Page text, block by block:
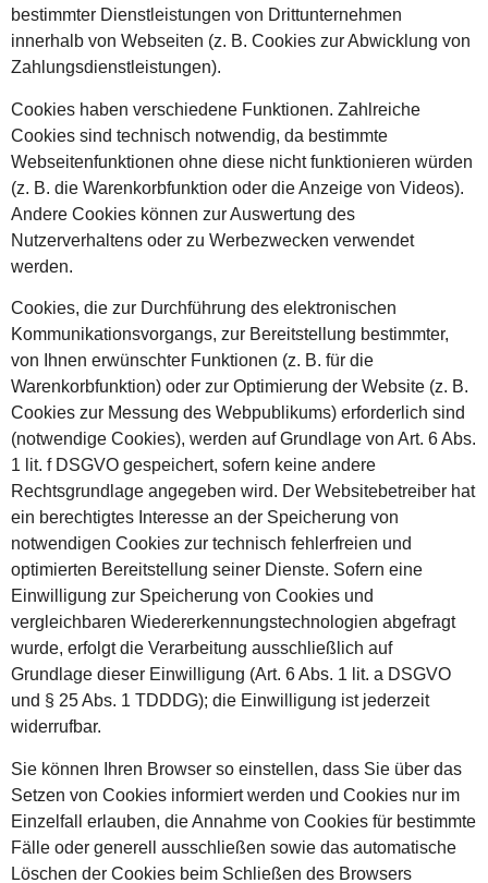
bestimmter Dienstleistungen von Drittunternehmen
innerhalb von Webseiten (z. B. Cookies zur Abwicklung von
Zahlungsdienstleistungen).
Cookies haben verschiedene Funktionen. Zahlreiche
Cookies sind technisch notwendig, da bestimmte
Webseitenfunktionen ohne diese nicht funktionieren würden
(z. B. die Warenkorbfunktion oder die Anzeige von Videos).
Andere Cookies können zur Auswertung des
Nutzerverhaltens oder zu Werbezwecken verwendet
werden.
Cookies, die zur Durchführung des elektronischen
Kommunikationsvorgangs, zur Bereitstellung bestimmter,
von Ihnen erwünschter Funktionen (z. B. für die
Warenkorbfunktion) oder zur Optimierung der Website (z. B.
Cookies zur Messung des Webpublikums) erforderlich sind
(notwendige Cookies), werden auf Grundlage von Art. 6 Abs.
1 lit. f DSGVO gespeichert, sofern keine andere
Rechtsgrundlage angegeben wird. Der Websitebetreiber hat
ein berechtigtes Interesse an der Speicherung von
notwendigen Cookies zur technisch fehlerfreien und
optimierten Bereitstellung seiner Dienste. Sofern eine
Einwilligung zur Speicherung von Cookies und
vergleichbaren Wiedererkennungstechnologien abgefragt
wurde, erfolgt die Verarbeitung ausschließlich auf
Grundlage dieser Einwilligung (Art. 6 Abs. 1 lit. a DSGVO
und § 25 Abs. 1 TDDDG); die Einwilligung ist jederzeit
widerrufbar.
Sie können Ihren Browser so einstellen, dass Sie über das
Setzen von Cookies informiert werden und Cookies nur im
Einzelfall erlauben, die Annahme von Cookies für bestimmte
Fälle oder generell ausschließen sowie das automatische
Löschen der Cookies beim Schließen des Browsers